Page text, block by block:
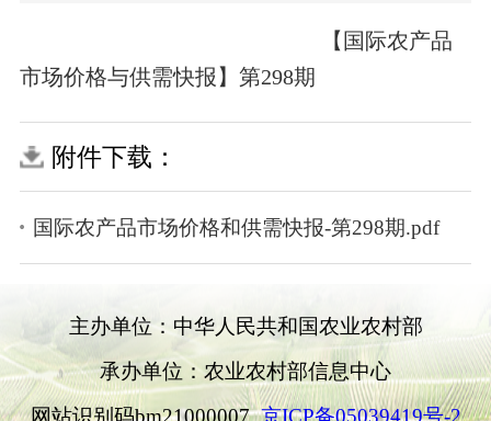
【国际农产品
市场价格与供需快报】第298期
附件下载：
国际农产品市场价格和供需快报-第298期.pdf
主办单位：中华人民共和国农业农村部
承办单位：农业农村部信息中心
网站识别码bm21000007京ICP备05039419号-2